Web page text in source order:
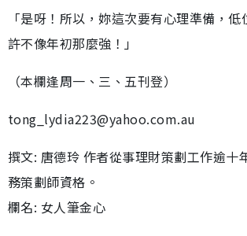
「是呀！所以，妳這次要有心理準備，
許不像年初那麼強！」
（本欄逢周一、三、五刊登）
tong_lydia223@yahoo.com.au
撰文: 唐德玲 作者從事理財策劃工作逾十
務策劃師資格。
欄名: 女人筆金心